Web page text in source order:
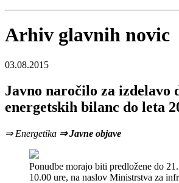
Arhiv glavnih novic
03.08.2015
Javno naročilo za izdelavo
energetskih bilanc do leta
⇒ Energetika ⇒ Javne objave
Ponudbe morajo biti predložene do
10.00 ure, na naslov Ministrstva za